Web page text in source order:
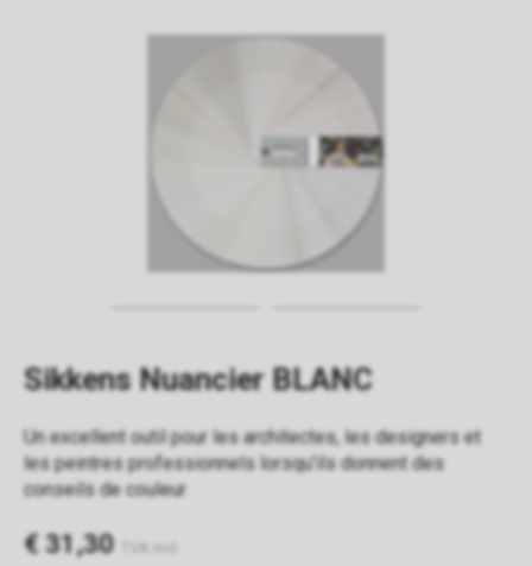
Sikkens Nuancier BLANC
Un excellent outil pour les architectes, les designers et
les peintres professionnels lorsqu'ils donnent des
conseils de couleur
€ 31,30